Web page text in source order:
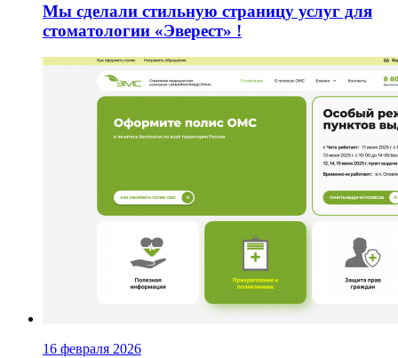
Мы сделали стильную страницу услуг для
стоматологии «Эверест» !
16 февраля 2026